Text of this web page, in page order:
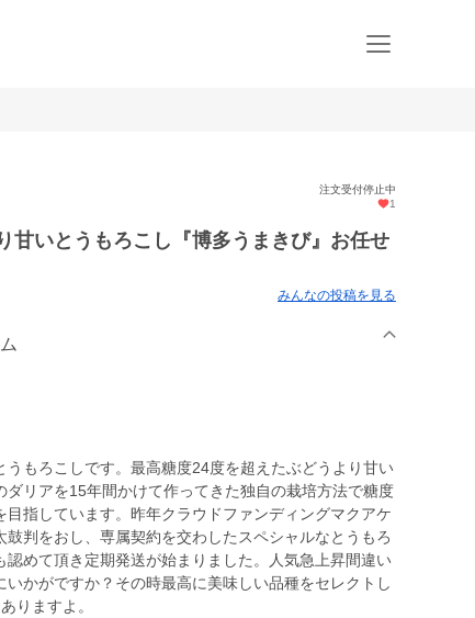
注文受付停止中
1
甘いとうもろこし『博多うまきび』お任せ
みんなの投稿を見る
もろこしです。最高糖度24度を超えたぶどうより甘い
リアを15年間かけて作ってきた独自の栽培方法で糖度
指しています。昨年クラウドファンディングマクアケ
判をおし、専属契約を交わしたスペシャルなとうもろ
めて頂き定期発送が始まりました。人気急上昇間違い
かがですか？その時最高に美味しい品種をセレクトし
りますよ。